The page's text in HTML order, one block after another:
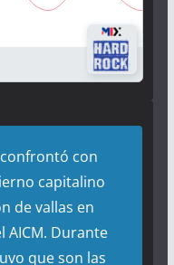
con
capitalino
de vallas en
AICM. Durante
que son las